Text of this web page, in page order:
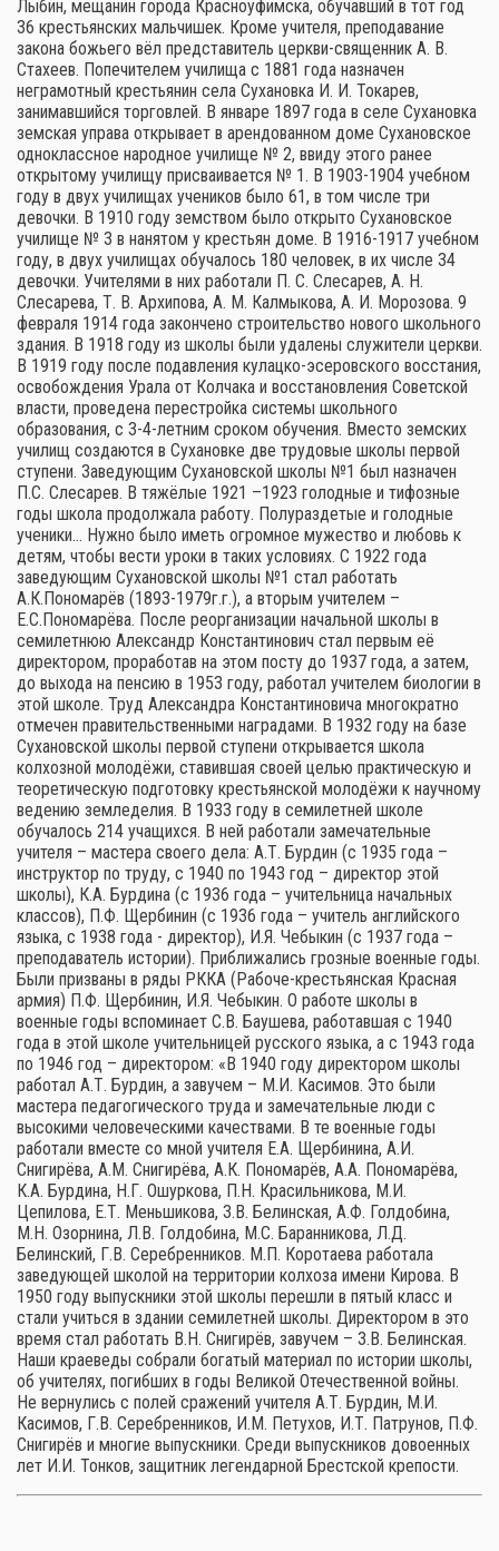
Лыбин, мещанин города Красноуфимска, обучавший в тот год
36 крестьянских мальчишек. Кроме учителя, преподавание
закона божьего вёл представитель церкви-священник А. В.
Стахеев. Попечителем училища с 1881 года назначен
неграмотный крестьянин села Сухановка И. И. Токарев,
занимавшийся торговлей. В январе 1897 года в селе Сухановка
земская управа открывает в арендованном доме Сухановское
одноклассное народное училище № 2, ввиду этого ранее
открытому училищу присваивается № 1. В 1903-1904 учебном
году в двух училищах учеников было 61, в том числе три
девочки. В 1910 году земством было открыто Сухановское
училище № 3 в нанятом у крестьян доме. В 1916-1917 учебном
году, в двух училищах обучалось 180 человек, в их числе 34
девочки. Учителями в них работали П. С. Слесарев, А. Н.
Слесарева, Т. В. Архипова, А. М. Калмыкова, А. И. Морозова. 9
февраля 1914 года закончено строительство нового школьного
здания. В 1918 году из школы были удалены служители церкви.
В 1919 году после подавления кулацко-эсеровского восстания,
освобождения Урала от Колчака и восстановления Советской
власти, проведена перестройка системы школьного
образования, с 3-4-летним сроком обучения. Вместо земских
училищ создаются в Сухановке две трудовые школы первой
ступени. Заведующим Сухановской школы №1 был назначен
П.С. Слесарев. В тяжёлые 1921 –1923 голодные и тифозные
годы школа продолжала работу. Полураздетые и голодные
ученики… Нужно было иметь огромное мужество и любовь к
детям, чтобы вести уроки в таких условиях. С 1922 года
заведующим Сухановской школы №1 стал работать
А.К.Пономарёв (1893-1979г.г.), а вторым учителем –
Е.С.Пономарёва. После реорганизации начальной школы в
семилетнюю Александр Константинович стал первым её
директором, проработав на этом посту до 1937 года, а затем,
до выхода на пенсию в 1953 году, работал учителем биологии в
этой школе. Труд Александра Константиновича многократно
отмечен правительственными наградами. В 1932 году на базе
Сухановской школы первой ступени открывается школа
колхозной молодёжи, ставившая своей целью практическую и
теоретическую подготовку крестьянской молодёжи к научному
ведению земледелия. В 1933 году в семилетней школе
обучалось 214 учащихся. В ней работали замечательные
учителя – мастера своего дела: А.Т. Бурдин (с 1935 года –
инструктор по труду, с 1940 по 1943 год – директор этой
школы), К.А. Бурдина (с 1936 года – учительница начальных
классов), П.Ф. Щербинин (с 1936 года – учитель английского
языка, с 1938 года - директор), И.Я. Чебыкин (с 1937 года –
преподаватель истории). Приближались грозные военные годы.
Были призваны в ряды РККА (Рабоче-крестьянская Красная
армия) П.Ф. Щербинин, И.Я. Чебыкин. О работе школы в
военные годы вспоминает С.В. Баушева, работавшая с 1940
года в этой школе учительницей русского языка, а с 1943 года
по 1946 год – директором: «В 1940 году директором школы
работал А.Т. Бурдин, а завучем – М.И. Касимов. Это были
мастера педагогического труда и замечательные люди с
высокими человеческими качествами. В те военные годы
работали вместе со мной учителя Е.А. Щербинина, А.И.
Снигирёва, А.М. Снигирёва, А.К. Пономарёв, А.А. Пономарёва,
К.А. Бурдина, Н.Г. Ошуркова, П.Н. Красильникова, М.И.
Цепилова, Е.Т. Меньшикова, З.В. Белинская, А.Ф. Голдобина,
М.Н. Озорнина, Л.В. Голдобина, М.С. Баранникова, Л.Д.
Белинский, Г.В. Серебренников. М.П. Коротаева работала
заведующей школой на территории колхоза имени Кирова. В
1950 году выпускники этой школы перешли в пятый класс и
стали учиться в здании семилетней школы. Директором в это
время стал работать В.Н. Снигирёв, завучем – З.В. Белинская.
Наши краеведы собрали богатый материал по истории школы,
об учителях, погибших в годы Великой Отечественной войны.
Не вернулись с полей сражений учителя А.Т. Бурдин, М.И.
Касимов, Г.В. Серебренников, И.М. Петухов, И.Т. Патрунов, П.Ф.
Снигирёв и многие выпускники. Среди выпускников довоенных
лет И.И. Тонков, защитник легендарной Брестской крепости.